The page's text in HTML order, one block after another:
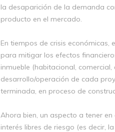
la desaparición de la demanda
producto en el mercado.
En tiempos de crisis
para mitigar los efectos
inmueble (habitacional,
desarrollo/operación de cada
terminada, en proceso de
Ahora bien, un aspecto a tener
interés libres de riesgo (es decir,